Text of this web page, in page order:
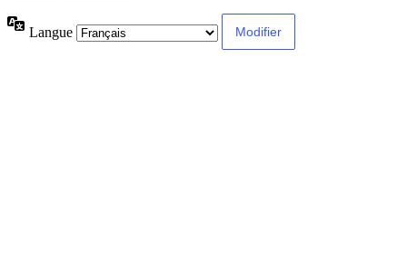
Langue